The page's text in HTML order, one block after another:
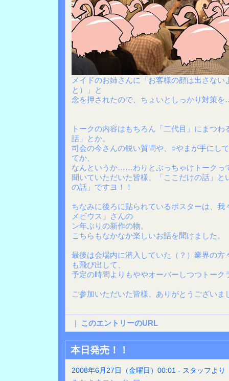
メイドのお姉さんに「お客様の顔は出さな
と）」と
念を押されたので、ちょいとしっかり対策
トークの内容はもちろん「二代目」にまつ
話」とか。
司会の今さんの鋭い質問や、○やまが手にし
てか、
なんというか……わりとぶっちゃけトークっ
聞いていただいた皆様、「ここだけの話」と
の話」ですヨ！！
ちなみに後ろに貼られているポスターは、我
メビウス」さんの
ン年ぶりの新作の物。
こちらもなかなか楽しいお話を聞けました。
最後は会場内に潜入していた（？）業界の方
も飛び出して、
予定の時間よりもややオーバーしつつトーク
ご参加いただいた皆様、ありがとうございま
| このエントリーのURL
本日発売！！
2008年6月27日（金曜日）00:01 - スタッフより